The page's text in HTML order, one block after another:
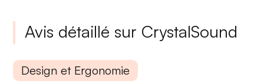
Avis détaillé sur CrystalSound
Design et Ergonomie